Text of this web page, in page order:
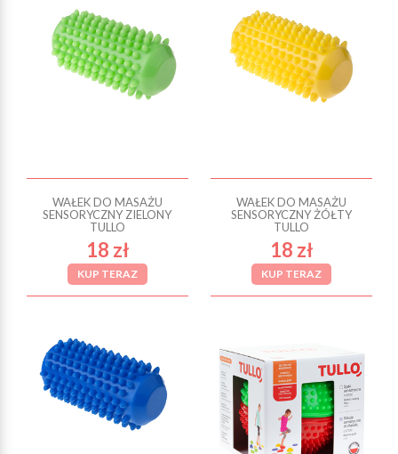
WAŁEK DO MASAŻU
SENSORYCZNY ZIELONY
TULLO
18 zł
KUP TERAZ
WAŁEK DO MASAŻU
SENSORYCZNY ŻÓŁTY
TULLO
18 zł
KUP TERAZ